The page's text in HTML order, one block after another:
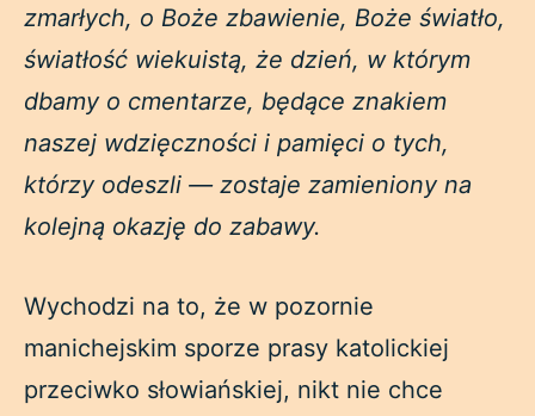
zmarłych, o Boże zbawienie, Boże światło,
światłość wiekuistą, że dzień, w którym
dbamy o cmentarze, będące znakiem
naszej wdzięczności i pamięci o tych,
którzy odeszli — zostaje zamieniony na
kolejną okazję do zabawy.
Wychodzi na to, że w pozornie
manichejskim sporze prasy katolickiej
przeciwko słowiańskiej, nikt nie chce